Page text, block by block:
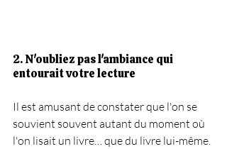
2. N'oubliez pas l'ambiance qui
entourait votre lecture
Il est amusant de constater que l'on se
souvient souvent autant du moment où
l'on lisait un livre… que du livre lui-même.